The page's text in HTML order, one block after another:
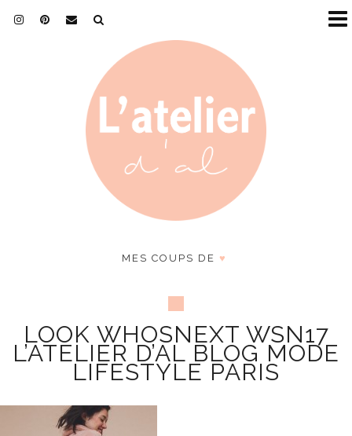
MES COUPS DE ♥
LOOK WHOSNEXT WSN17
L’ATELIER D’AL BLOG MODE
LIFESTYLE PARIS